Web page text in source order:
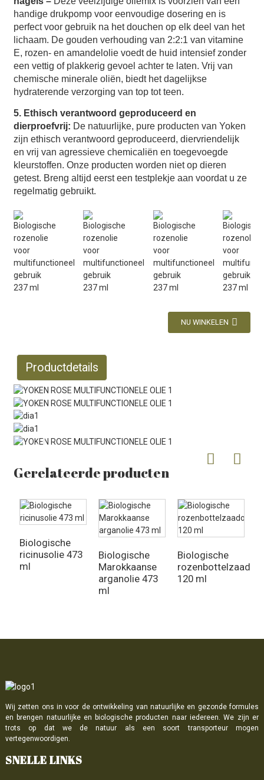
handige drukpomp voor eenvoudige dosering en is
perfect voor gebruik na het douchen op elk deel van het
lichaam. De gouden verhouding van 2:2:1 van vitamine
E, rozen- en amandelolie voedt de huid intensief zonder
een vettig of plakkerig gevoel achter te laten. Vrij van
chemische minerale oliën, biedt het dagelijkse
hydraterende verzorging van top tot teen.
5. Ethisch verantwoord geproduceerd en
dierproefvrij: De natuurlijke, pure producten van Yoken
zijn ethisch verantwoord geproduceerd, diervriendelijk
en vrij van agressieve chemicaliën en toegevoegde
kleurstoffen. Onze producten worden niet op dieren
getest. Breng altijd eerst een testplekje aan voordat u ze
regelmatig gebruikt.
NU WINKELEN
Productdetails
Gerelateerde producten
Biologische
ricinusolie 473
ml
Biologische
Marokkaanse
arganolie 473
ml
Biologische
120 ml
Wij zetten ons in voor de ontwikkeling van natuurlijke en gezonde formules
en brengen natuurlijke en biologische producten naar iedereen. We zijn er
trots op dat we de natuur als een soort transporteur mogen
vertegenwoordigen.
SNELLE LINKS